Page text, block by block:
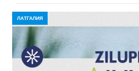
ЛАТГАЛИЯ